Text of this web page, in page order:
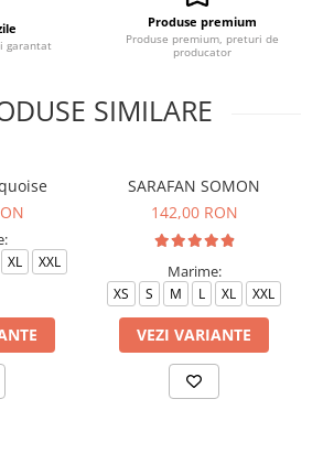
garantat
Produse premium
Produse premium, preturi de
producator
SIMILARE
XL XXL
SARAFAN SOMON
142,00 RON
Marime:
XS S M L XL XXL
VEZI VARIANTE